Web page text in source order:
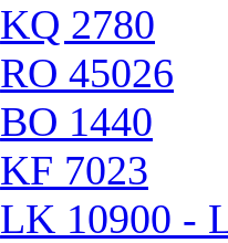
KQ 2780
RO 45026
BO 1440
KF 7023
LK 10900 -